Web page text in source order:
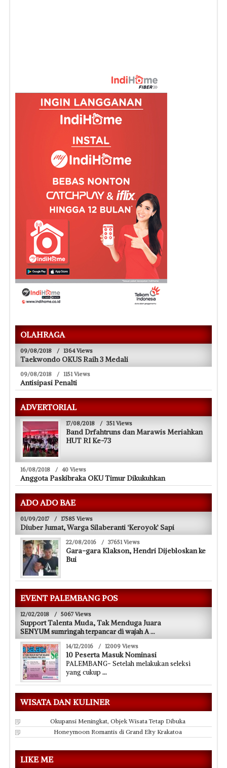
OLAHRAGA
09/08/2018 / 1364 Views
Taekwondo OKUS Raih 3 Medali
09/08/2018 / 1151 Views
Antisipasi Penalti
ADVERTORIAL
17/08/2018 / 351 Views
Band Drfahtruns dan Marawis Meriahkan
HUT RI Ke-73
16/08/2018 / 40 Views
Anggota Paskibraka OKU Timur Dikukuhkan
ADO ADO BAE
01/09/2017 / 17585 Views
Diuber Jumat, Warga Silaberanti ‘Keroyok’ Sapi
22/08/2016 / 37651 Views
Gara-gara Klakson, Hendri Dijebloskan ke
Bui
EVENT PALEMBANG POS
12/02/2018 / 5067 Views
Support Talenta Muda, Tak Menduga Juara
SENYUM sumringah terpancar di wajah A...
14/12/2016 / 12009 Views
10 Peserta Masuk Nominasi
PALEMBANG- Setelah melakukan seleksi
yang cukup ...
WISATA DAN KULINER
Okupansi Meningkat, Objek Wisata Tetap Dibuka
Honeymoon Romantis di Grand Elty Krakatoa
LIKE ME